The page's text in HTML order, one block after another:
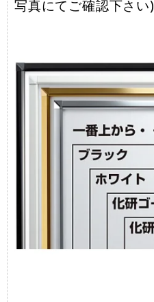
写真にてご確認下さい)